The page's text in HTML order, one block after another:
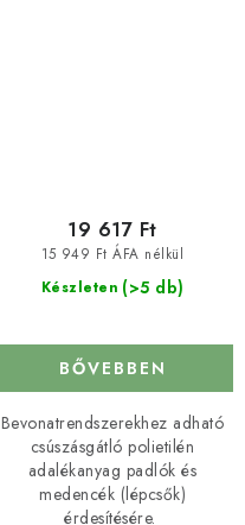
Készleten (>5 db)
15 949 Ft ÁFA nélkül
19 617 Ft
BŐVEBBEN
Bevonatrendszerekhez adható
csúszásgátló polietilén
adalékanyag padlók és
medencék (lépcsők)
érdesítésére.